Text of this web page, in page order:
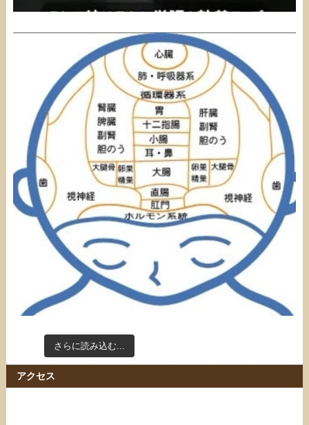
さらに読み込む...
アクセス